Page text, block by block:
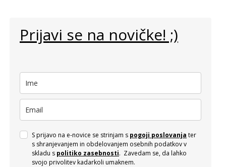
Prijavi se na novičke! ;)
S prijavo na e-novice se strinjam s pogoji poslovanja ter
s shranjevanjem in obdelovanjem osebnih podatkov v
skladu s politiko zasebnosti. Zavedam se, da lahko
svojo privolitev kadarkoli umaknem.